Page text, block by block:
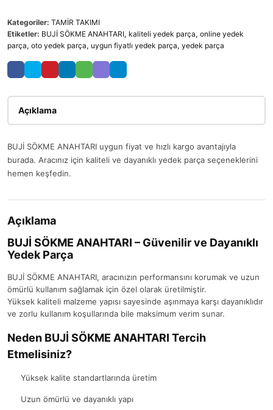
Kategoriler: TAMİR TAKIMI
Etiketler: BUJİ SÖKME ANAHTARI, kaliteli yedek parça, online yedek
parça, oto yedek parça, uygun fiyatlı yedek parça, yedek parça
Açıklama
BUJİ SÖKME ANAHTARI uygun fiyat ve hızlı kargo avantajıyla
burada. Aracınız için kaliteli ve dayanıklı yedek parça seçeneklerini
hemen keşfedin.
Açıklama
BUJİ SÖKME ANAHTARI – Güvenilir ve Dayanıklı
Yedek Parça
BUJİ SÖKME ANAHTARI, aracınızın performansını korumak ve uzun
ömürlü kullanım sağlamak için özel olarak üretilmiştir.
Yüksek kaliteli malzeme yapısı sayesinde aşınmaya karşı dayanıklıdır
ve zorlu kullanım koşullarında bile maksimum verim sunar.
Neden BUJİ SÖKME ANAHTARI Tercih
Etmelisiniz?
Yüksek kalite standartlarında üretim
Uzun ömürlü ve dayanıklı yapı